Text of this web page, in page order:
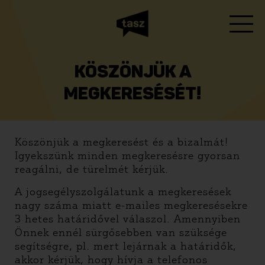
KÖSZÖNJÜK A
MEGKERESÉSÉT!
Köszönjük a megkeresést és a bizalmát!
Igyekszünk minden megkeresésre gyorsan
reagálni, de türelmét kérjük.
A jogsegélyszolgálatunk a megkeresések
nagy száma miatt e-mailes megkeresésekre
3 hetes határidővel válaszol. Amennyiben
Önnek ennél sürgősebben van szüksége
segítségre, pl. mert lejárnak a határidők,
akkor kérjük, hogy hívja a telefonos